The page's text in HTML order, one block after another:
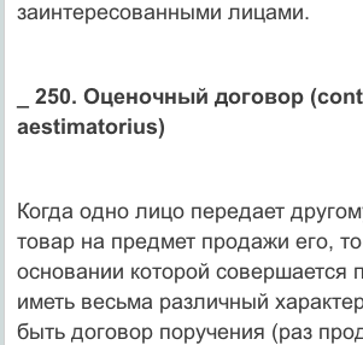
заинтересованными лицами.
_ 250. Оценочный договор
aestimatorius)
Когда одно лицо передает
товар на предмет продажи его,
основании которой совершается
иметь весьма различный
быть договор поручения (раз